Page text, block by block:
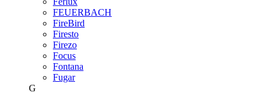
FEUERBACH
FireBird
Firesto
Firezo
Focus
Fontana
Fugar
G